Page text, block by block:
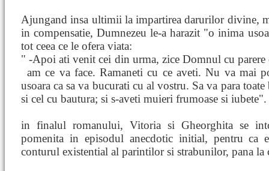
Ajungand insa ultimii la impartirea darurilor divine,
in compensatie, Dumnezeu le-a harazit "o inima
tot ceea ce le ofera viata:
" -Apoi ati venit cei din urma, zice Domnul cu
am ce va face. Ramaneti cu ce aveti. Nu va mai
usoara ca sa va bucurati cu al vostru. Sa va para
si cel cu bautura; si s-aveti muieri frumoase si iubete".
in finalul romanului, Vitoria si Gheorghita se
pomenita in episodul anecdotic initial, pentru ca
conturul existential al parintilor si strabunilor, pana la